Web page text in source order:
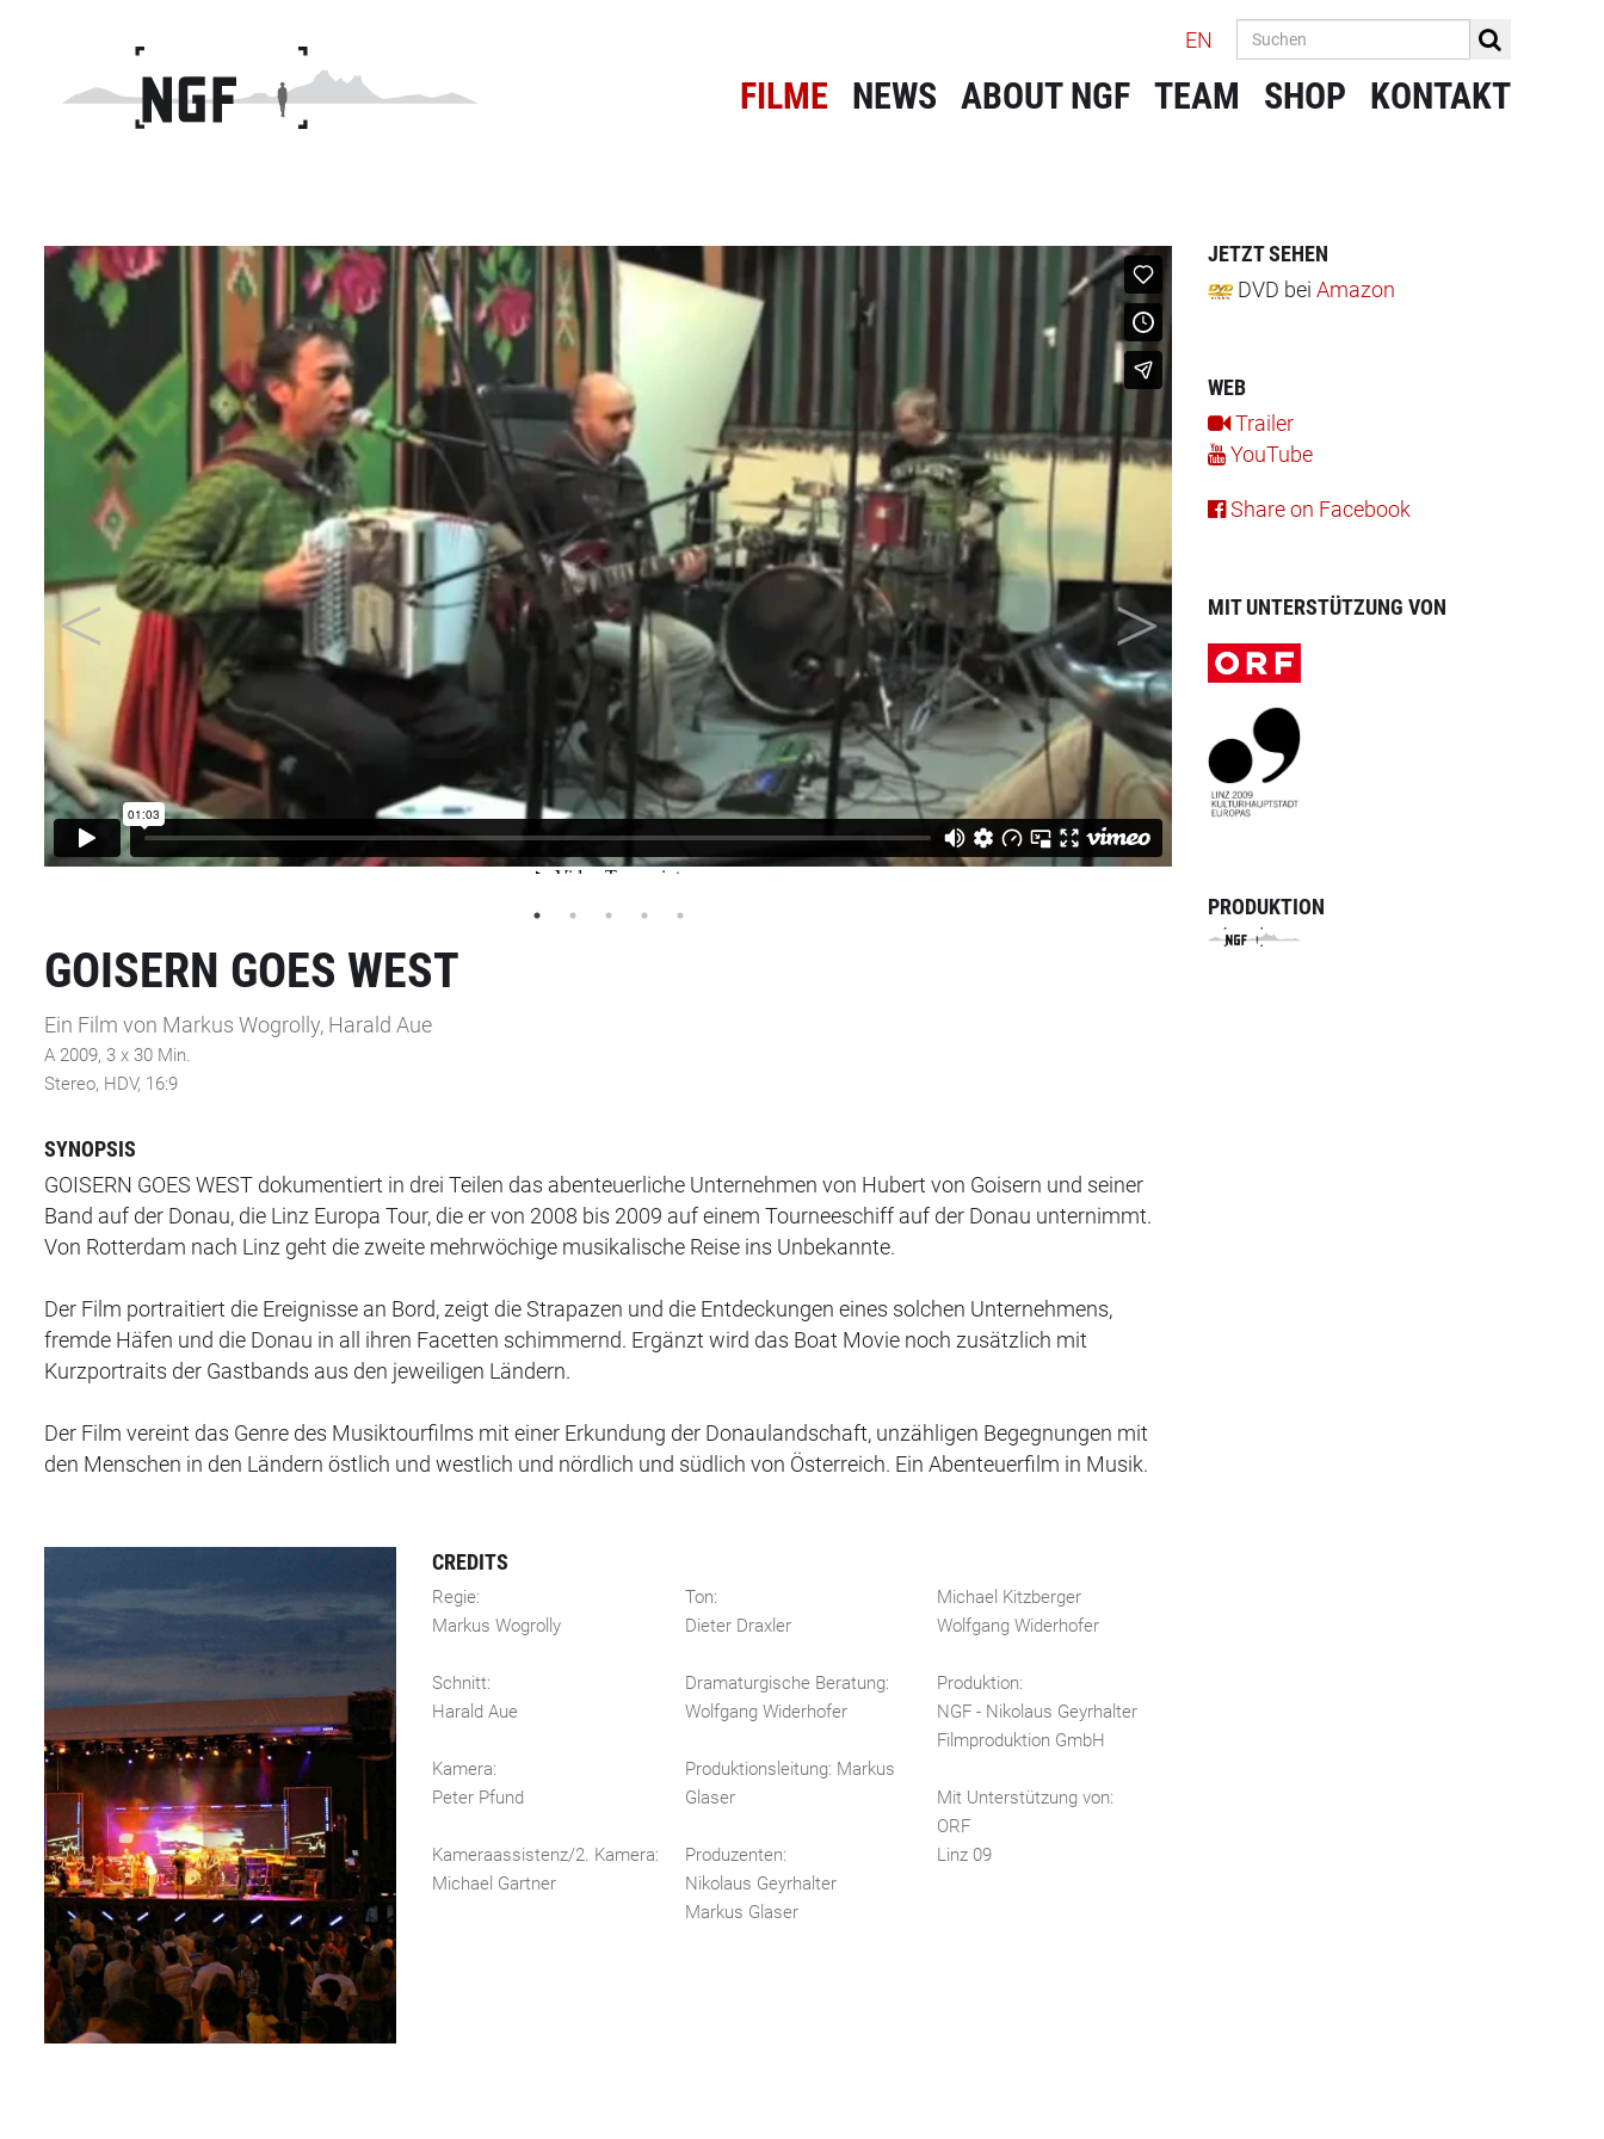
EN
FILME NEWS ABOUT NGF TEAM SHOP KONTAKT
GOISERN GOES WEST
Ein Film von Markus Wogrolly, Harald Aue
A 2009, 3 x 30 Min.
Stereo, HDV, 16:9
SYNOPSIS
GOISERN GOES WEST dokumentiert in drei Teilen das abenteuerliche Unternehmen von Hubert von Goisern und seiner
Band auf der Donau, die Linz Europa Tour, die er von 2008 bis 2009 auf einem Tourneeschiff auf der Donau unternimmt.
Von Rotterdam nach Linz geht die zweite mehrwöchige musikalische Reise ins Unbekannte.
Der Film portraitiert die Ereignisse an Bord, zeigt die Strapazen und die Entdeckungen eines solchen Unternehmens,
fremde Häfen und die Donau in all ihren Facetten schimmernd. Ergänzt wird das Boat Movie noch zusätzlich mit
Kurzportraits der Gastbands aus den jeweiligen Ländern.
Der Film vereint das Genre des Musiktourfilms mit einer Erkundung der Donaulandschaft, unzähligen Begegnungen mit
den Menschen in den Ländern östlich und westlich und nördlich und südlich von Österreich. Ein Abenteuerfilm in Musik.
CREDITS
Regie:
Markus Wogrolly
Schnitt:
Harald Aue
Kamera:
Peter Pfund
Kameraassistenz/2. Kamera:
Michael Gartner
Ton:
Dieter Draxler
Dramaturgische Beratung:
Wolfgang Widerhofer
Produktionsleitung: Markus
Glaser
Produzenten:
Nikolaus Geyrhalter
Markus Glaser
Michael Kitzberger
Wolfgang Widerhofer
Produktion:
NGF - Nikolaus Geyrhalter
Filmproduktion GmbH
Mit Unterstützung von:
ORF
Linz 09
JETZT SEHEN
DVD bei Amazon
WEB
Trailer
YouTube
Share on Facebook
MIT UNTERSTÜTZUNG VON
PRODUKTION